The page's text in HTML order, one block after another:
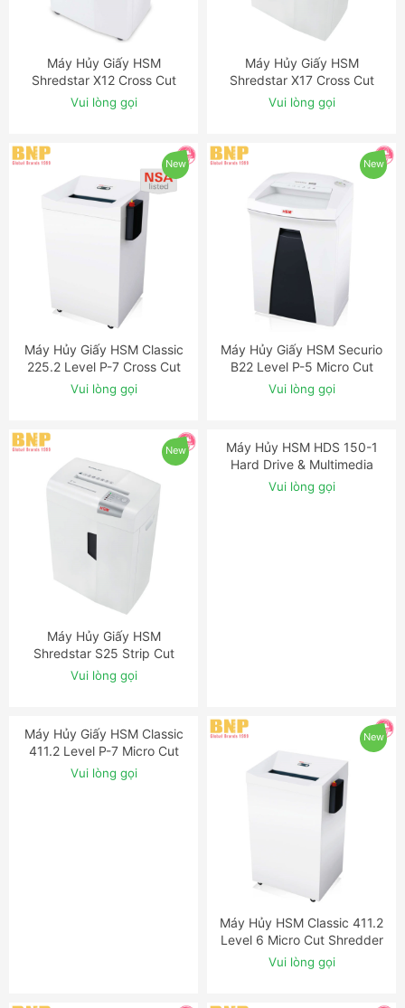
ĐẶT NGAY
Máy Hủy Giấy HSM
Shredstar X12 Cross Cut
Shredder
Vui lòng gọi
ĐẶT NGAY
Máy Hủy Giấy HSM
Shredstar X17 Cross Cut
Shredder
Vui lòng gọi
New
ĐẶT NGAY
Máy Hủy Giấy HSM Classic
225.2 Level P-7 Cross Cut
Shredder with Automatic
Oiler
Vui lòng gọi
New
ĐẶT NGAY
Máy Hủy Giấy HSM Securio
B22 Level P-5 Micro Cut
Shredder
Vui lòng gọi
New
ĐẶT NGAY
Máy Hủy Giấy HSM
Shredstar S25 Strip Cut
Shredder
Vui lòng gọi
New
New New
ĐẶT NGAY
Máy Hủy HSM Classic 411.2
Level 6 Micro Cut Shredder
with OMDD Slot
Vui lòng gọi